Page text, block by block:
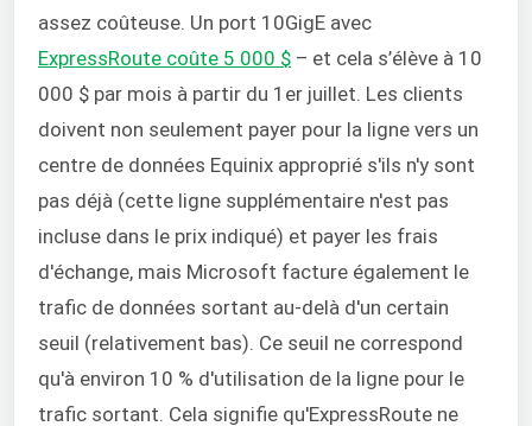
assez coûteuse. Un port 10GigE avec
ExpressRoute coûte 5 000 $ – et cela s’élève à 10
000 $ par mois à partir du 1er juillet. Les clients
doivent non seulement payer pour la ligne vers un
centre de données Equinix approprié s'ils n'y sont
pas déjà (cette ligne supplémentaire n'est pas
incluse dans le prix indiqué) et payer les frais
d'échange, mais Microsoft facture également le
trafic de données sortant au-delà d'un certain
seuil (relativement bas). Ce seuil ne correspond
qu'à environ 10 % d'utilisation de la ligne pour le
trafic sortant. Cela signifie qu'ExpressRoute ne